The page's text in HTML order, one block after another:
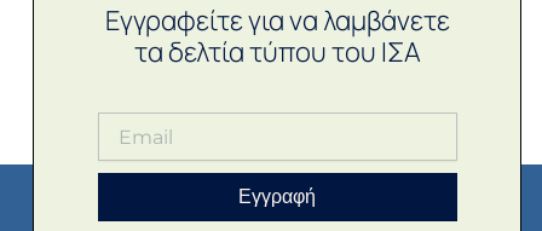
Εγγραφείτε για να λαμβάνετε
τα δελτία τύπου του ΙΣΑ
Εγγραφή